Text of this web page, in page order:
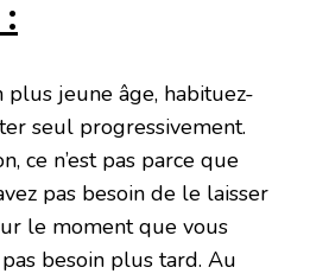
plus jeune âge, habituez-
seul progressivement.
ce n’est pas parce que
pas besoin de le laisser
le moment que vous
pas besoin plus tard. Au